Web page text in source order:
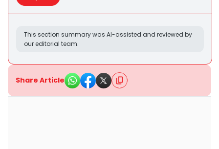
This section summary was AI-assisted and reviewed by
our editorial team.
Share Article